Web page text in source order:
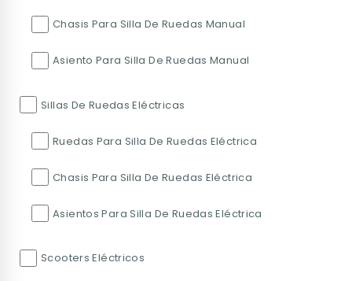
Chasis Para Silla De Ruedas Manual
Asiento Para Silla De Ruedas Manual
Sillas De Ruedas Eléctricas
Ruedas Para Silla De Ruedas Eléctrica
Chasis Para Silla De Ruedas Eléctrica
Asientos Para Silla De Ruedas Eléctrica
Scooters Eléctricos